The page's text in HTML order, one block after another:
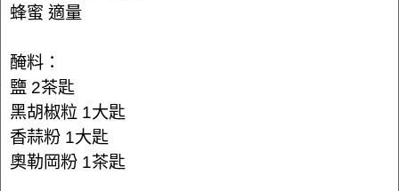
蜂蜜 適量
醃料：
鹽 2茶匙
黑胡椒粒 1大匙
香蒜粉 1大匙
奧勒岡粉 1茶匙